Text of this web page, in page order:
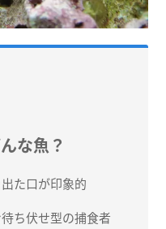
な魚？
た口が印象的
ち伏せ型の捕食者